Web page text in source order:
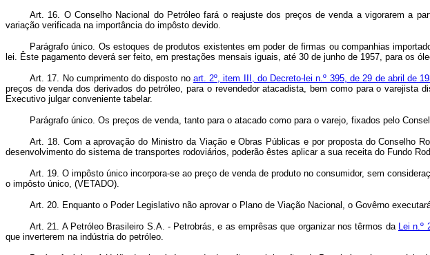
Art. 16. O Conselho Nacional do Petróleo fará o reajuste dos preços de venda a vigorarem a
variação verificada na importância do impôsto devido.
Parágrafo único. Os estoques de produtos existentes em poder de firmas ou companhias
lei. Êste pagamento deverá ser feito, em prestações mensais iguais, até 30 de junho de 1957, para os
Art. 17. No cumprimento do disposto no art. 2º, item III, do Decreto-lei n.º 395, de 29 de abril de
preços de venda dos derivados do petróleo, para o revendedor atacadista, bem como para o
Executivo julgar conveniente tabelar.
Parágrafo único. Os preços de venda, tanto para o atacado como para o varejo, fixados pelo
Art. 18. Com a aprovação do Ministro da Viação e Obras Públicas e por proposta do Conselho
desenvolvimento do sistema de transportes rodoviários, poderão êstes aplicar a sua receita do Fundo
Art. 19. O impôsto único incorpora-se ao preço de venda de produto no consumidor, sem
o impôsto único, (VETADO).
Art. 20. Enquanto o Poder Legislativo não aprovar o Plano de Viação Nacional, o Govêrno
Art. 21. A Petróleo Brasileiro S.A. - Petrobrás, e as emprêsas que organizar nos têrmos da Lei n.º
que inverterem na indústria do petróleo.